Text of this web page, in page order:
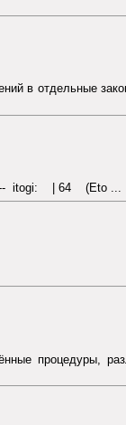
в отдельные
itogi: | 64 (Eto ...
процедуры,